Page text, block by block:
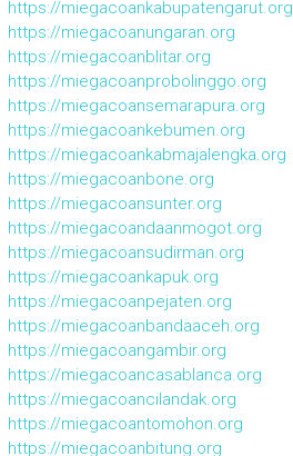
https://miegacoankabupatengarut.org
https://miegacoanungaran.org
https://miegacoanblitar.org
https://miegacoanprobolinggo.org
https://miegacoansemarapura.org
https://miegacoankebumen.org
https://miegacoankabmajalengka.org
https://miegacoanbone.org
https://miegacoansunter.org
https://miegacoandaanmogot.org
https://miegacoansudirman.org
https://miegacoankapuk.org
https://miegacoanpejaten.org
https://miegacoanbandaaceh.org
https://miegacoangambir.org
https://miegacoancasablanca.org
https://miegacoancilandak.org
https://miegacoantomohon.org
https://miegacoanbitung.org